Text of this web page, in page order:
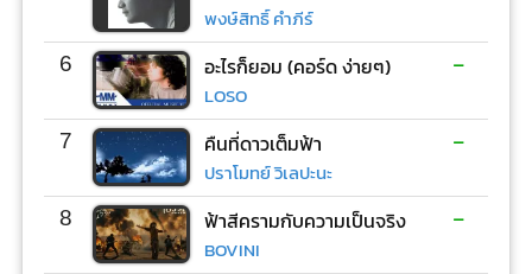
พงษ์สิทธิ์ คำภีร์
6 อะไรก็ยอม (คอร์ด ง่ายๆ)
LOSO
-
7 คืนที่ดาวเต็มฟ้า
ปราโมทย์ วิเลปะนะ
-
8 ฟ้าสีครามกับความเป็นจริง
BOVINI
-